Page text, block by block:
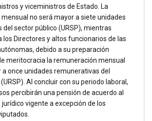
y viceministros de Estado. La
no será mayor a siete unidades
sector público (URSP), mientras
los Directores y altos funcionarios de las
debido a su preparación
meritocracia la remuneración mensual
once unidades remunerativas del
Al concluir con su periodo laboral,
percibirán una pensión de acuerdo al
vigente a excepción de los